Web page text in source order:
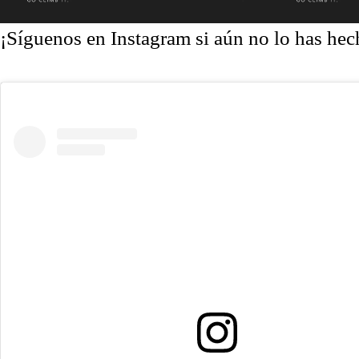
¡Síguenos en Instagram si aún no lo has